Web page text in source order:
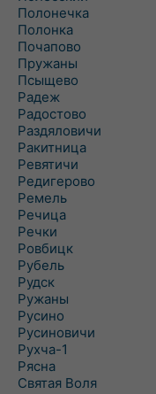
Полонечка
Полонка
Почапово
Пружаны
Псыщево
Радеж
Радостово
Раздяловичи
Ракитница
Ревятичи
Редигерово
Ремель
Речица
Речки
Ровбицк
Рубель
Рудск
Ружаны
Русино
Русиновичи
Рухча-1
Рясна
Святая Воля